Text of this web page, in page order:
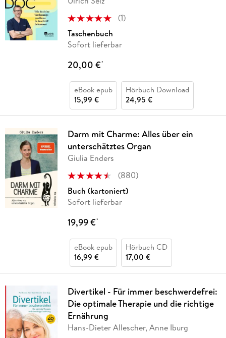
(1)
Taschenbuch
Sofort lieferbar
20,00 €*
eBook epub
15,99 €
Hörbuch Download
24,95 €
Darm mit Charme: Alles über ein
unterschätztes Organ
Giulia Enders
(880)
Buch (kartoniert)
Sofort lieferbar
19,99 €*
eBook epub
16,99 €
Hörbuch CD
17,00 €
Divertikel - Für immer beschwerdefrei:
Die optimale Therapie und die richtige
Ernährung
Hans-Dieter Allescher, Anne Iburg